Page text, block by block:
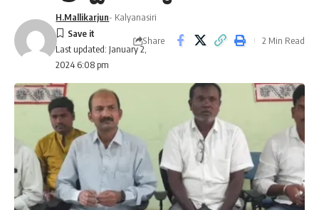
Last updated: January 2,
2024 6:08 pm
H.Mallikarjun- Kalyanasiri
Share 2 Min Read